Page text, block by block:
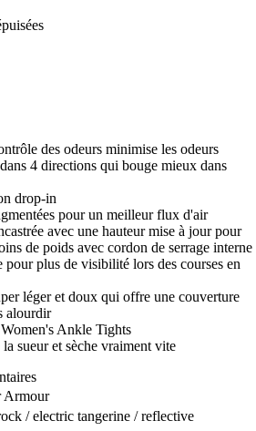
des odeurs minimise les odeurs
4 directions qui bouge mieux dans
drop-in
pour un meilleur flux d'air
avec une hauteur mise à jour pour
de poids avec cordon de serrage interne
pour plus de visibilité lors des courses en
léger et doux qui offre une couverture
alourdir
Ankle Tights
sueur et sèche vraiment vite
Armour
/ electric tangerine / reflective